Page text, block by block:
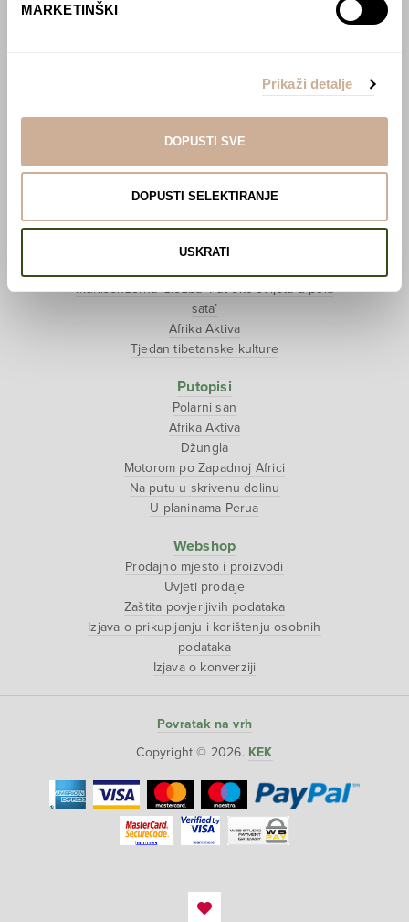
MARKETINŠKI
Prikaži detalje
DOPUSTI SVE
DOPUSTI SELEKTIRANJE
USKRATI
Projekti
Ljubav oko svijeta
National Geographic – Hrvatska iz zraka
Prodaja izložbenih postamenata
Multisenzorna izložba ‘Put oko svijeta u pola
sata’
Afrika Aktiva
Tjedan tibetanske kulture
Putopisi
Polarni san
Afrika Aktiva
Džungla
Motorom po Zapadnoj Africi
Na putu u skrivenu dolinu
U planinama Perua
Webshop
Prodajno mjesto i proizvodi
Uvjeti prodaje
Zaštita povjerljivih podataka
Izjava o prikupljanju i korištenju osobnih
podataka
Izjava o konverziji
Povratak na vrh
Copyright © 2026. KEK